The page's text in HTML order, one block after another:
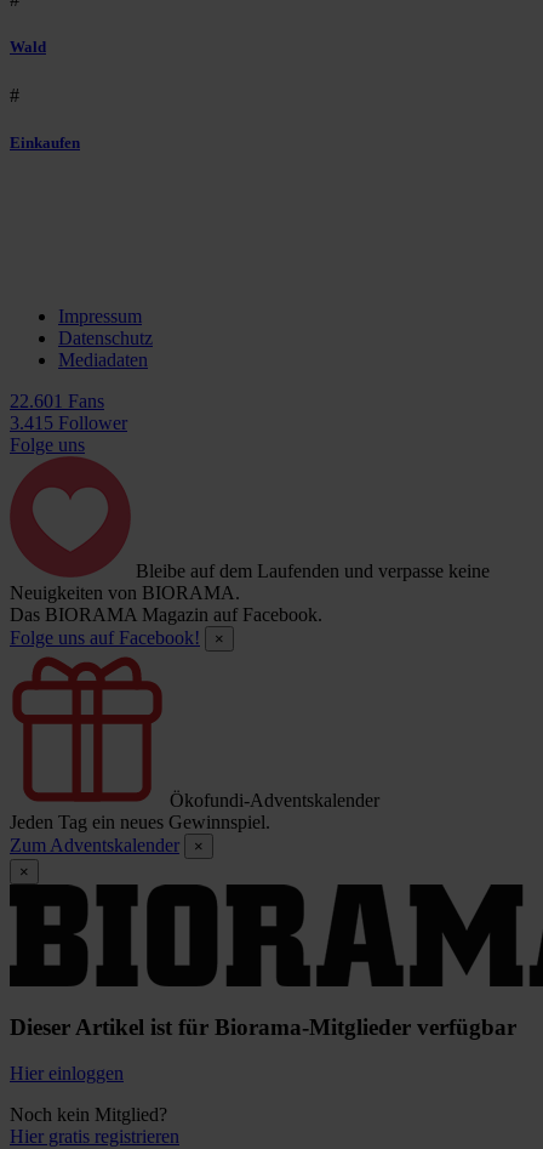
Wald
#
Einkaufen
Impressum
Datenschutz
Mediadaten
22.601 Fans
3.415 Follower
Folge uns
Bleibe auf dem Laufenden und verpasse keine
Neuigkeiten von BIORAMA.
Das BIORAMA Magazin auf Facebook.
Folge uns auf Facebook!
×
Ökofundi-Adventskalender
Jeden Tag ein neues Gewinnspiel.
Zum Adventskalender
×
×
Dieser Artikel ist für Biorama-Mitglieder verfügbar
Hier einloggen
Noch kein Mitglied?
Hier gratis registrieren